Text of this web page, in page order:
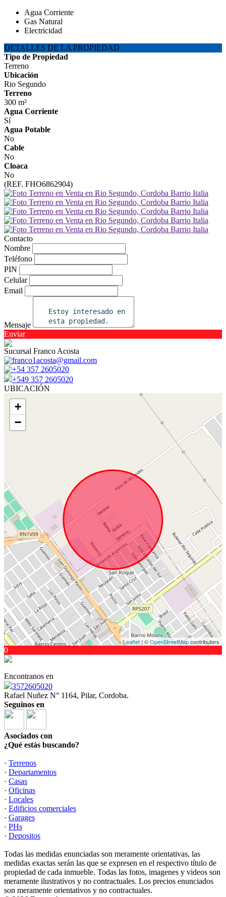
Agua Corriente
Gas Natural
Electricidad
DETALLES DE LA PROPIEDAD
Tipo de Propiedad
Terreno
Ubicación
Rio Segundo
Terreno
300 m²
Agua Corriente
Sí
Agua Potable
No
Cable
No
Cloaca
No
(REF. FHO6862904)
Contacto
Nombre
Teléfono
PIN
Celular
Email
Mensaje
Enviar
Sucursal Franco Acosta
franco1acosta@gmail.com
+54 357 2605020
+549 357 2605020
UBICACIÓN
+
−
Leaflet | ©OpenStreetMapcontributors
0
Encontranos en
3572605020
Rafael Nuñez N° 1164, Pilar, Cordoba.
Seguinos en
Asociados con
¿Qué estás buscando?
· Terrenos
· Departamentos
· Casas
· Oficinas
· Locales
· Edificios comerciales
· Garages
· PHs
· Depositos
Todas las medidas enunciadas son meramente orientativas, las
medidas exactas serán las que se expresen en el respectivo título de
propiedad de cada inmueble. Todas las fotos, imagenes y videos son
meramente ilustrativos y no contractuales. Los precios enunciados
son meramente orientativos y no contractuales.